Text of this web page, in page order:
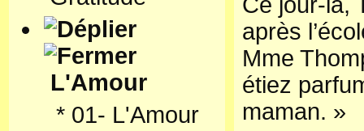
L'Amour
* 01- L'Amour
après
Mme
étiez
maman. »